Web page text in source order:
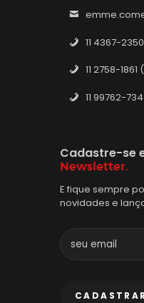
11 4367-
11 2758-
11 99762-
Cadastre-se
Newsletter.
E fique sempre
novidades e